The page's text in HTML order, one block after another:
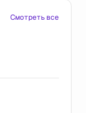
Смотреть все